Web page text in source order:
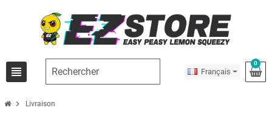
view_headline Français
0
chevron_right Livraison